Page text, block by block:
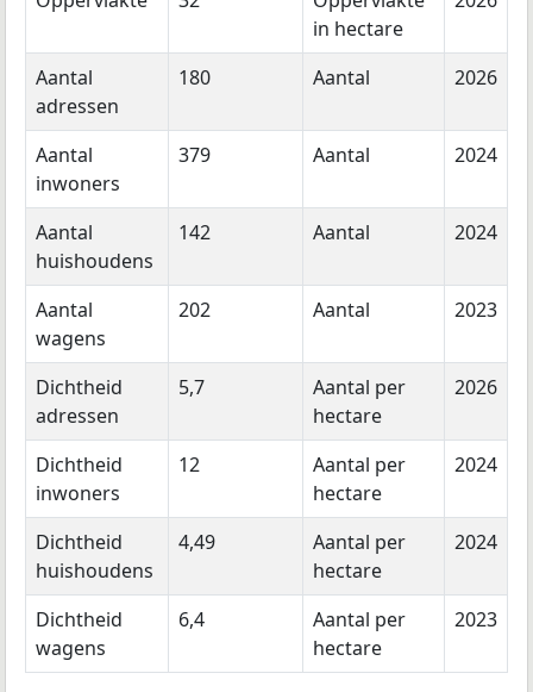
in hectare
Aantal
adressen
180 Aantal 2026
Aantal
inwoners
379 Aantal 2024
Aantal
huishoudens
142 Aantal 2024
Aantal
wagens
202 Aantal 2023
Dichtheid
adressen
5,7
Aantal per
hectare
2026
Dichtheid
inwoners
12
Aantal per
hectare
2024
Dichtheid
huishoudens
4,49
Aantal per
hectare
2024
Dichtheid
wagens
6,4
Aantal per
hectare
2023